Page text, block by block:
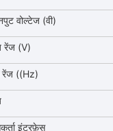
वोल्टेज (वी)
रेंज (V)
रेंज ((Hz)
इंटरफ़ेस